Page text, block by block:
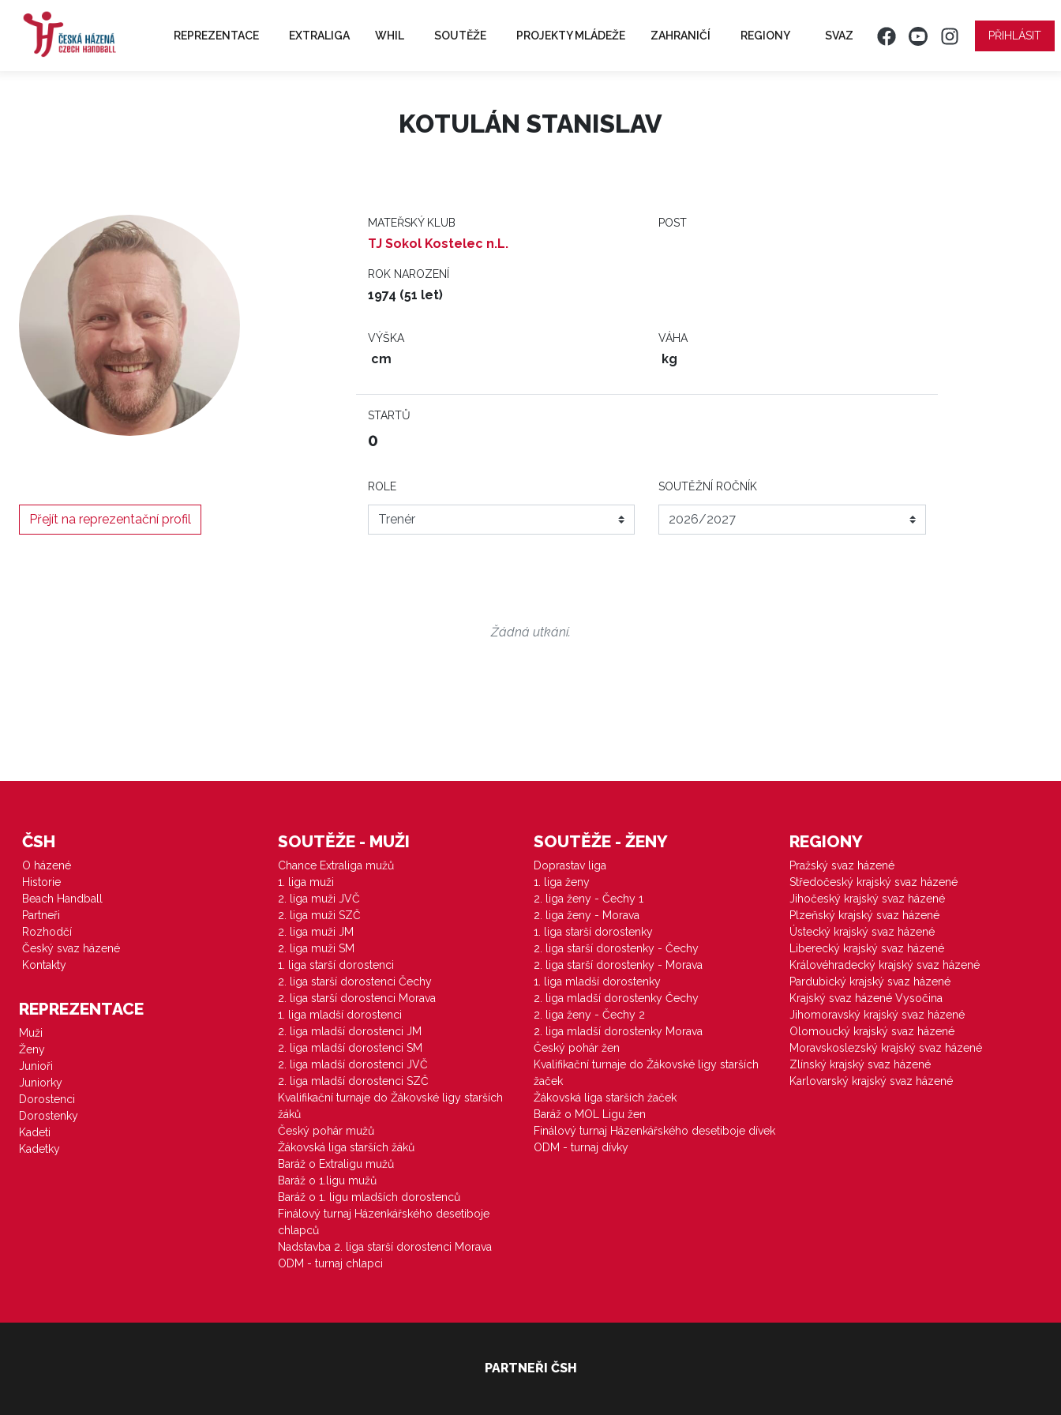
REPREZENTACE EXTRALIGA WHIL SOUTĚŽE PROJEKTY MLÁDEŽE ZAHRANIČÍ REGIONY SVAZ PŘIHLÁSIT
KOTULÁN STANISLAV
MATEŘSKÝ KLUB
TJ Sokol Kostelec n.L.
POST
ROK NAROZENÍ
1974 (51 let)
VÝŠKA
cm
VÁHA
kg
STARTŮ
0
Přejít na reprezentační profil
ROLE SOUTĚŽNÍ ROČNÍK
Žádná utkání.
ČSH
O házené
Historie
Beach Handball
Partneři
Rozhodčí
Český svaz házené
Kontakty
REPREZENTACE
Muži
Ženy
Junioři
Juniorky
Dorostenci
Dorostenky
Kadeti
Kadetky
SOUTĚŽE - MUŽI
Chance Extraliga mužů
1. liga muži
2. liga muži JVČ
2. liga muži SZČ
2. liga muži JM
2. liga muži SM
1. liga starší dorostenci
2. liga starší dorostenci Čechy
2. liga starší dorostenci Morava
1. liga mladší dorostenci
2. liga mladší dorostenci JM
2. liga mladší dorostenci SM
2. liga mladší dorostenci JVČ
2. liga mladší dorostenci SZČ
Kvalifikační turnaje do Žákovské ligy starších
žáků
Český pohár mužů
Žákovská liga starších žáků
Baráž o Extraligu mužů
Baráž o 1.ligu mužů
Baráž o 1. ligu mladších dorostenců
Finálový turnaj Házenkářského desetiboje
chlapců
Nadstavba 2. liga starší dorostenci Morava
ODM - turnaj chlapci
SOUTĚŽE - ŽENY
Doprastav liga
1. liga ženy
2. liga ženy - Čechy 1
2. liga ženy - Morava
1. liga starší dorostenky
2. liga starší dorostenky - Čechy
2. liga starší dorostenky - Morava
1. liga mladší dorostenky
2. liga mladší dorostenky Čechy
2. liga ženy - Čechy 2
2. liga mladší dorostenky Morava
Český pohár žen
Kvalifikační turnaje do Žákovské ligy starších
žaček
Žákovská liga starších žaček
Baráž o MOL Ligu žen
Finálový turnaj Házenkářského desetiboje dívek
ODM - turnaj dívky
REGIONY
Pražský svaz házené
Středočeský krajský svaz házené
Jihočeský krajský svaz házené
Plzeňský krajský svaz házené
Ústecký krajský svaz házené
Liberecký krajský svaz házené
Královéhradecký krajský svaz házené
Pardubický krajský svaz házené
Krajský svaz házené Vysočina
Jihomoravský krajský svaz házené
Olomoucký krajský svaz házené
Moravskoslezský krajský svaz házené
Zlínský krajský svaz házené
Karlovarský krajský svaz házené
PARTNEŘI ČSH